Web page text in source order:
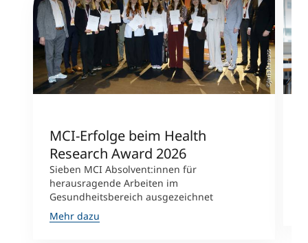
©Jens Krauss
MCI-Erfolge beim Health
Research Award 2026
Sieben MCI Absolvent:innen für
herausragende Arbeiten im
Gesundheitsbereich ausgezeichnet
Mehr dazu